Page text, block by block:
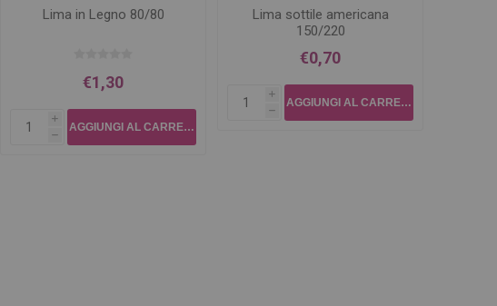
Lima in Legno 80/80
€1,30
i
h
Lima sottile americana
150/220
€0,70
i
h